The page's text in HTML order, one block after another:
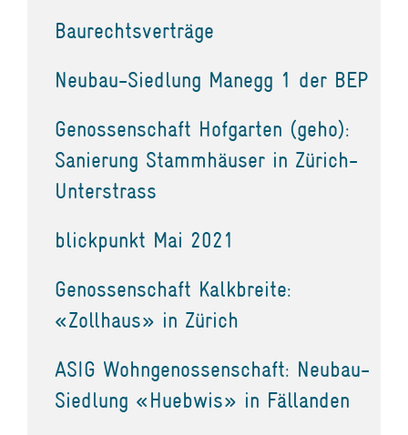
Baurechtsverträge
Neubau-Siedlung Manegg 1 der BEP
Genossenschaft Hofgarten (geho):
Sanierung Stammhäuser in Zürich-
Unterstrass
blickpunkt Mai 2021
Genossenschaft Kalkbreite:
«Zollhaus» in Zürich
ASIG Wohngenossenschaft: Neubau-
Siedlung «Huebwis» in Fällanden